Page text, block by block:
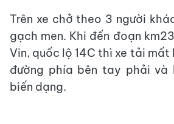
Trên xe chở theo 3 người
gạch men. Khi đến đoạn
Vin, quốc lộ 14C thì xe tải
đường phía bên tay phải
biến dạng.